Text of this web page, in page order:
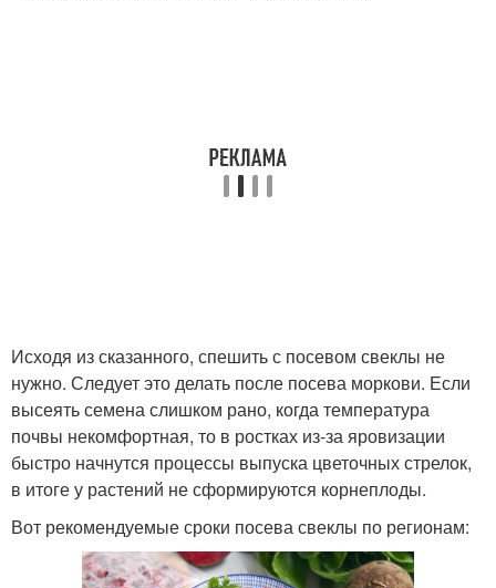
Исходя из сказанного, спешить с посевом свеклы не
нужно. Следует это делать после посева моркови. Если
высеять семена слишком рано, когда температура
почвы некомфортная, то в ростках из-за яровизации
быстро начнутся процессы выпуска цветочных стрелок,
в итоге у растений не сформируются корнеплоды.
Вот рекомендуемые сроки посева свеклы по регионам: